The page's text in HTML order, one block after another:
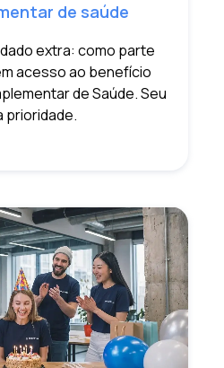
de saúde
extra: como parte
acesso ao benefício
de Saúde. Seu
prioridade.